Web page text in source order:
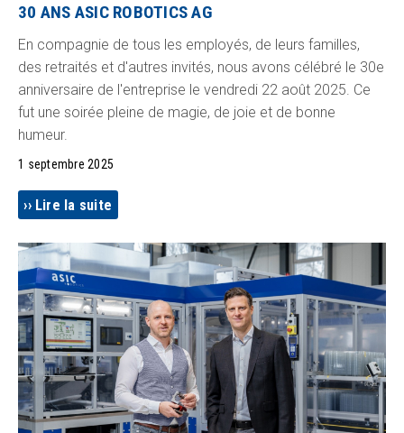
30 ANS ASIC ROBOTICS AG
En compagnie de tous les employés, de leurs familles,
des retraités et d'autres invités, nous avons célébré le 30e
anniversaire de l'entreprise le vendredi 22 août 2025. Ce
fut une soirée pleine de magie, de joie et de bonne
humeur.
1 septembre 2025
Lire la suite